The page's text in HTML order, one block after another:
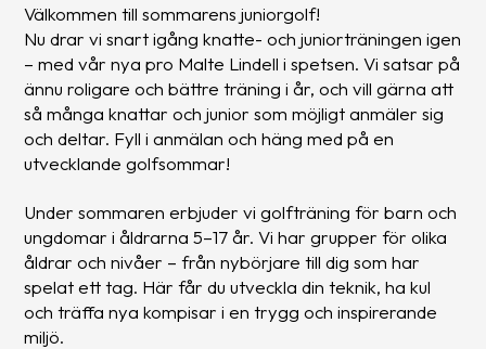
Välkommen till sommarens juniorgolf!
Nu drar vi snart igång knatte- och juniorträningen igen
– med vår nya pro Malte Lindell i spetsen. Vi satsar på
ännu roligare och bättre träning i år, och vill gärna att
så många knattar och junior som möjligt anmäler sig
och deltar. Fyll i anmälan och häng med på en
utvecklande golfsommar!
Under sommaren erbjuder vi golfträning för barn och
ungdomar i åldrarna 5–17 år. Vi har grupper för olika
åldrar och nivåer – från nybörjare till dig som har
spelat ett tag. Här får du utveckla din teknik, ha kul
och träffa nya kompisar i en trygg och inspirerande
miljö.